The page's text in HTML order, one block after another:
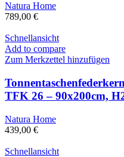
Natura Home
789,00 €
Schnellansicht
Add to compare
Zum Merkzettel hinzufügen
TFK 26 – 90x200cm,
Natura Home
439,00 €
Schnellansicht